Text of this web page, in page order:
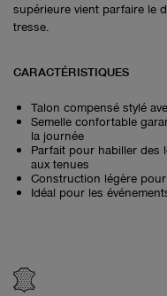
supérieure vient parfaire le
tresse.
CARACTÉRISTIQUES
Talon compensé stylé
Semelle confortable
la journée
Parfait pour habiller des
aux tenues
Construction légère
Idéal pour les